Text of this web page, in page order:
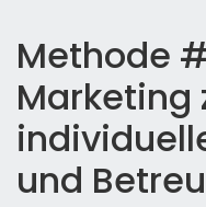
Methode
Marketing
und